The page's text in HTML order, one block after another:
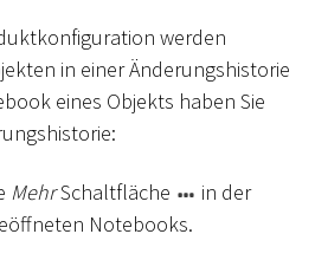
werden
in einer Änderungshistorie
eines Objekts haben Sie
MehrSchaltfläche
in der
Notebooks.